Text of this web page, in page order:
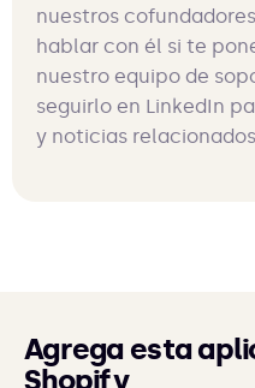
nuestros
hablar con él si te
nuestro equipo de
seguirlo en LinkedIn
y noticias
Agrega esta
Shopify